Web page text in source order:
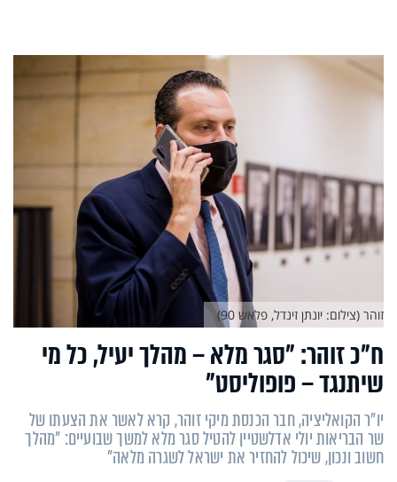
ח"כ זוהר: "סגר מלא – מהלך יעיל, כל מי
שיתנגד – פופוליסט"
יו"ר הקואליציה, חבר הכנסת מיקי זוהר, קרא לאשר את הצעתו של
שר הבריאות יולי אדלשטיין להטיל סגר מלא למשך שבועיים: "מהלך
חשוב ונכון, שיכול להחזיר את ישראל לשגרה מלאה"
זוהר (צילום: יונתן זינדל, פלאש 90)